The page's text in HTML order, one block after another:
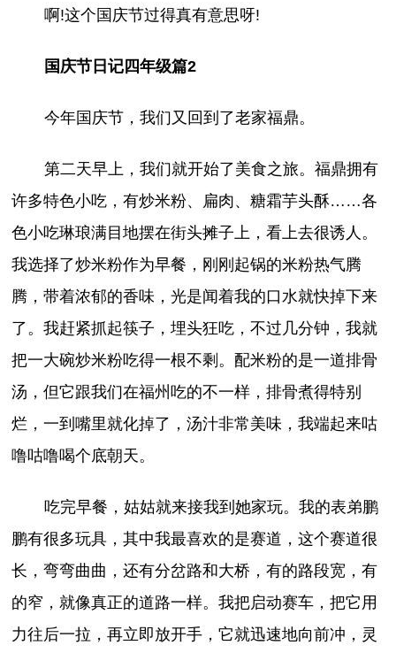
啊!这个国庆节过得真有意思呀!
国庆节日记四年级篇2
今年国庆节，我们又回到了老家福鼎。
第二天早上，我们就开始了美食之旅。福鼎拥有
许多特色小吃，有炒米粉、扁肉、糖霜芋头酥……各
色小吃琳琅满目地摆在街头摊子上，看上去很诱人。
我选择了炒米粉作为早餐，刚刚起锅的米粉热气腾
腾，带着浓郁的香味，光是闻着我的口水就快掉下来
了。我赶紧抓起筷子，埋头狂吃，不过几分钟，我就
把一大碗炒米粉吃得一根不剩。配米粉的是一道排骨
汤，但它跟我们在福州吃的不一样，排骨煮得特别
烂，一到嘴里就化掉了，汤汁非常美味，我端起来咕
噜咕噜喝个底朝天。
吃完早餐，姑姑就来接我到她家玩。我的表弟鹏
鹏有很多玩具，其中我最喜欢的是赛道，这个赛道很
长，弯弯曲曲，还有分岔路和大桥，有的路段宽，有
的窄，就像真正的道路一样。我把启动赛车，把它用
力往后一拉，再立即放开手，它就迅速地向前冲，灵